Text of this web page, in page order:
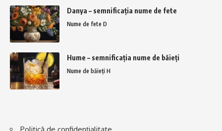
Danya – semnificația nume de fete
Nume de fete D
Hume – semnificația nume de băieți
Nume de băieți H